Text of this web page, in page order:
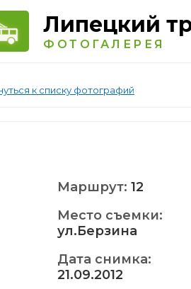
Липецкий
ФОТОГАЛЕРЕЯ
к списку фотографий
Маршрут: 12
Место съемки:
ул.Берзина
Дата снимка:
21.09.2012